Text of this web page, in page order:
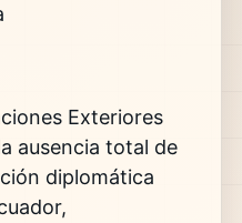
Exteriores
ausencia total de
diplomática